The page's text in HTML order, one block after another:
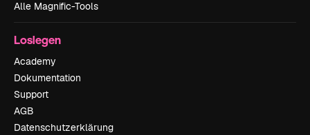
Alle Magnific-Tools
Loslegen
Academy
Dokumentation
Support
AGB
Datenschutzerklärung